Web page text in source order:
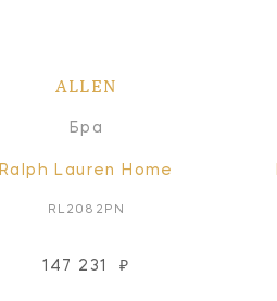
ALLEN
Бра
Ralph Lauren Home
RL2082PN
147 231 ₽